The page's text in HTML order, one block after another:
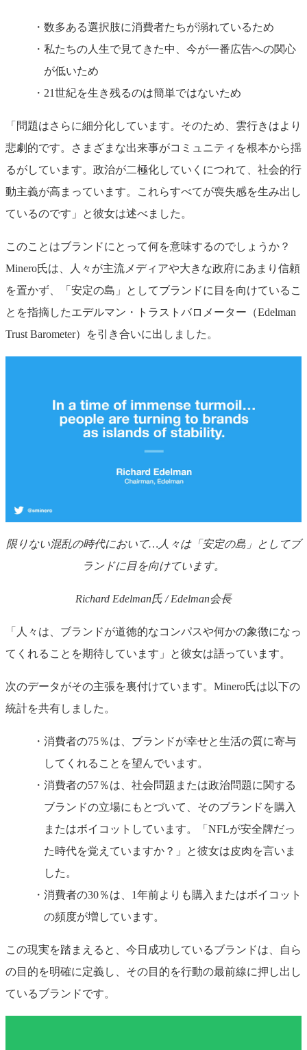
数多ある選択肢に消費者たちが溺れているため
私たちの人生で見てきた中、今が一番広告への関心
が低いため
21世紀を生き残るのは簡単ではないため
「問題はさらに細分化しています。そのため、雲行きはより
悲劇的です。さまざまな出来事がコミュニティを根本から揺
るがしています。政治が二極化していくにつれて、社会的行
動主義が高まっています。これらすべてが喪失感を生み出し
ているのです」と彼女は述べました。
このことはブランドにとって何を意味するのでしょうか？
Minero氏は、人々が主流メディアや大きな政府にあまり信頼
を置かず、「安定の島」としてブランドに目を向けているこ
とを指摘したエデルマン・トラストバロメーター（Edelman
Trust Barometer）を引き合いに出しました。
限りない混乱の時代において… 人々は「安定の島」としてブ
ランドに目を向けています。
Richard Edelman氏 /Edelman会長
「人々は、ブランドが道徳的なコンパスや何かの象徴になっ
てくれることを期待しています」と彼女は語っています。
次のデータがその主張を裏付けています。Minero氏は以下の
統計を共有しました。
消費者の75％は、ブランドが幸せと生活の質に寄与
してくれることを望んでいます。
消費者の57％は、社会問題または政治問題に関する
ブランドの立場にもとづいて、そのブランドを購入
またはボイコットしています。「NFLが安全牌だっ
た時代を覚えていますか？」と彼女は皮肉を言いま
した。
消費者の30％は、1年前よりも購入またはボイコット
の頻度が増しています。
この現実を踏まえると、今日成功しているブランドは、自ら
の目的を明確に定義し、その目的を行動の最前線に押し出し
ているブランドです。